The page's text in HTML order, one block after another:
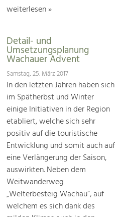
weiterlesen »
Detail- und
Umsetzungsplanung
Wachauer Advent
Samstag, 25. März 2017
In den letzten Jahren haben sich
im Spätherbst und Winter
einige Initiativen in der Region
etabliert, welche sich sehr
positiv auf die touristische
Entwicklung und somit auch auf
eine Verlängerung der Saison,
auswirkten. Neben dem
Weitwanderweg
„Welterbesteig Wachau“, auf
welchem es sich dank des